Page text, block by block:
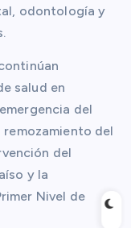
odontología y
salud en
del
del
del
y la
Nivel de